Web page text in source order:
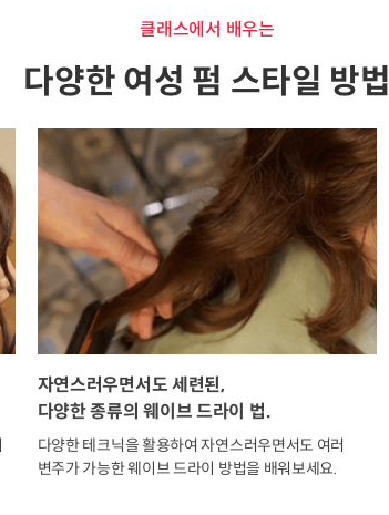
클래스에서 배우는
다양한 여성 펌 스타일 방법
자연스러우면서도 세련된,
다양한 종류의 웨이브 드라이 법.
다양한 테크닉을 활용하여 자연스러우면서도 여러
변주가 가능한 웨이브 드라이 방법을 배워보세요.